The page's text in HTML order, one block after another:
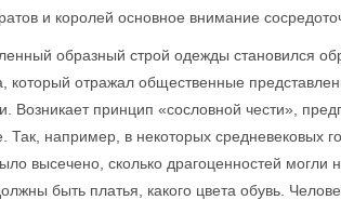
и королей основное внимание
образный строй одежды становился
который отражал общественные
Возникает принцип «сословной чести»,
Так, например, в некоторых средневековых
высечено, сколько драгоценностей могли
быть платья, какого цвета обувь.